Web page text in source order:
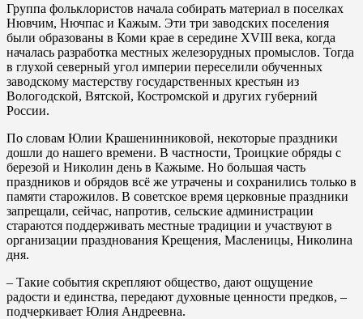
Группа фольклористов начала собирать материал в поселках
Нювчим, Нючпас и Кажым. Эти три заводских поселения
были образованы в Коми крае в середине XVIII века, когда
началась разработка местных железорудных промыслов. Тогда
в глухой северный угол империи переселили обученных
заводскому мастерству государственных крестьян из
Вологодской, Вятской, Костромской и других губерний
России.
По словам Юлии Крашенинниковой, некоторые праздники
дошли до нашего времени. В частности, Троицкие обряды с
березой и Николин день в Кажыме. Но большая часть
праздников и обрядов всё же утрачены и сохранились только в
памяти старожилов. В советское время церковные праздники
запрещали, сейчас, напротив, сельские администрации
стараются поддерживать местные традиции и участвуют в
организации празднования Крещения, Масленицы, Николина
дня.
– Такие события скрепляют общество, дают ощущение
радости и единства, передают духовные ценности предков, –
подчеркивает Юлия Андреевна.